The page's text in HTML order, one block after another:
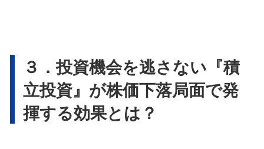
３．投資機会を逃さない『積
立投資』が株価下落局面で発
揮する効果とは？